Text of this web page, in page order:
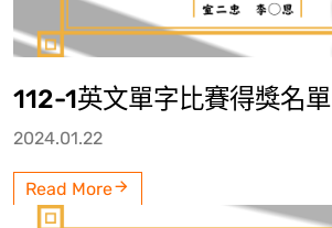
112-1英文單字比賽得獎名單
2024.01.22
Read More